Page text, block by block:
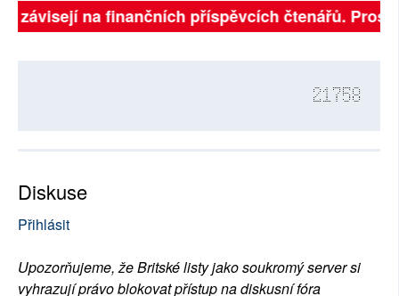
závisejí na finančních příspěvcích čtenářů.
21758
Diskuse
Přihlásit
Upozorňujeme, že Britské listy jako soukromý server si
vyhrazují právo blokovat přístup na diskusní fóra